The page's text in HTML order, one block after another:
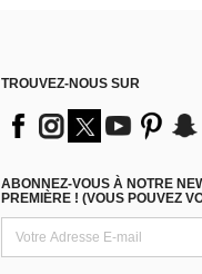
TROUVEZ-NOUS SUR
ABONNEZ-VOUS À NOTRE
PREMIÈRE ! (VOUS POUVEZ